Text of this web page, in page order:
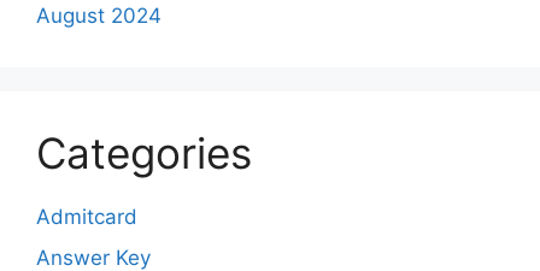
August 2024
Categories
Admitcard
Answer Key